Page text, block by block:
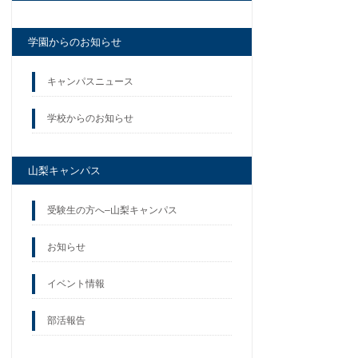
学園からのお知らせ
キャンパスニュース
学校からのお知らせ
山梨キャンパス
受験生の方へ–山梨キャンパス
お知らせ
イベント情報
部活報告